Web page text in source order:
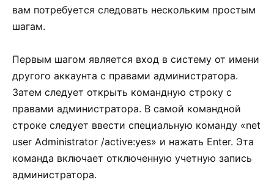
вам потребуется следовать нескольким простым
шагам.
Первым шагом является вход в систему от имени
другого аккаунта с правами администратора.
Затем следует открыть командную строку с
правами администратора. В самой командной
строке следует ввести специальную команду «net
user Administrator /active:yes» и нажать Enter. Эта
команда включает отключенную учетную запись
администратора.